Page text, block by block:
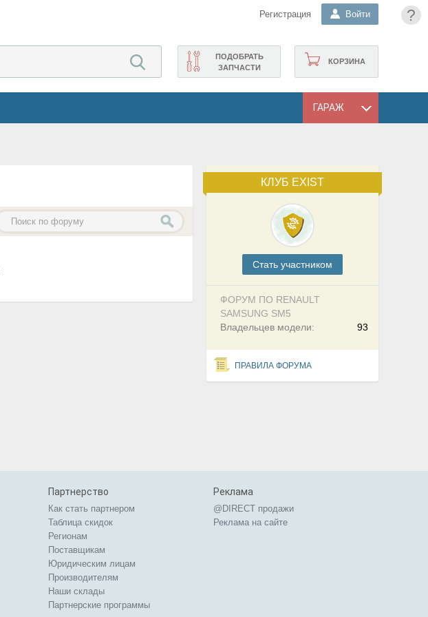
?
Регистрация Войти
КОРЗИНА
ПОДОБРАТЬ
ЗАПЧАСТИ
ГАРАЖ
КЛУБ EXIST
Cтать участником
ФОРУМ ПО RENAULT
SAMSUNG SM5
93
Владельцев модели:
ПРАВИЛА ФОРУМА
Партнерство
Как стать партнером
Таблица скидок
Регионам
Поставщикам
Юридическим лицам
Производителям
Наши склады
Партнерские программы
Реклама
@DIRECT продажи
Реклама на сайте